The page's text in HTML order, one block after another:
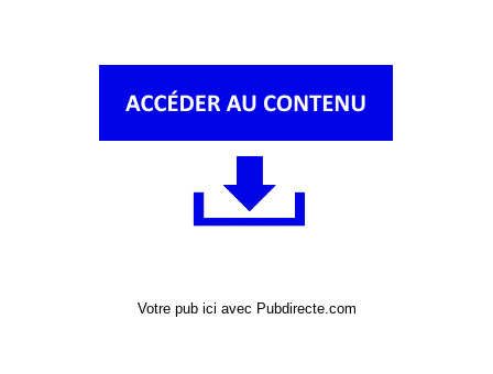
Votre pub ici avec Pubdirecte.com